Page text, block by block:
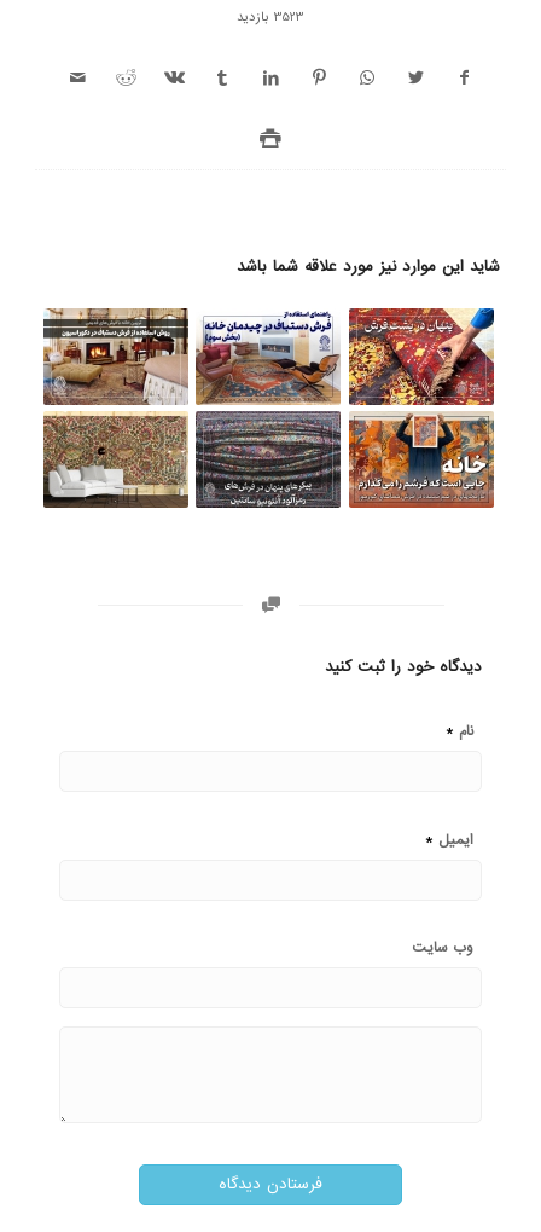
3523 بازدید
شاید این موارد نیز مورد علاقه شما باشد
دیدگاه خود را ثبت کنید
نام *
ایمیل *
وب‌ سایت